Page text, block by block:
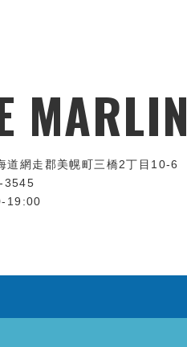
MARLIN
道網走郡美幌町三橋2丁目10-6
3545
19:00